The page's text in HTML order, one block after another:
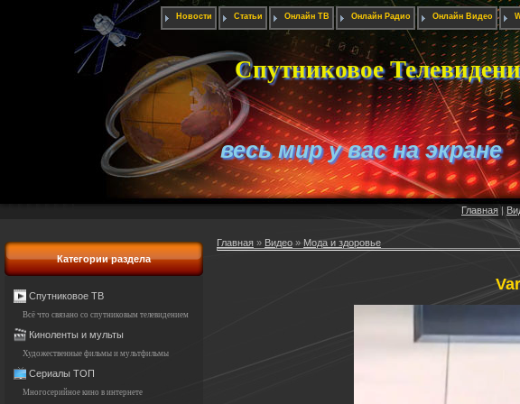
Новости Статьи Онлайн ТВ Онлайн Радио Онлайн Видео
Спутниковое
весь мир у вас на экране
Главная |
Категории раздела
Спутниковое ТВ
Всё что связано со спутниковым телевидением
Киноленты и мульты
Художественные фильмы и мультфильмы
Сериалы ТОП
Многосерийное кино в интернете
Главная » Видео » Мода и здоровье